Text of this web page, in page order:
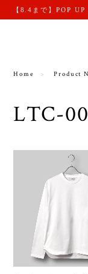
【8.4まで】POP
Home Product
LTC-